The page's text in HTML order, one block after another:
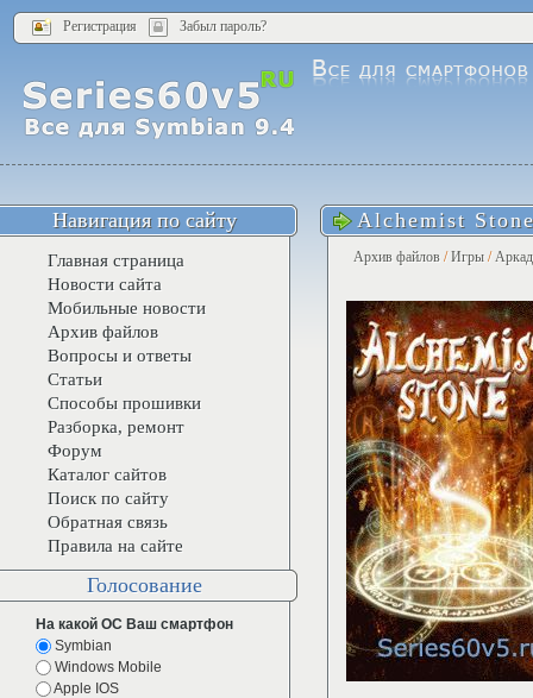
Регистрация Забыл пароль?
Alchemist
Архив файлов /Игры /
Навигация по сайту
Главная страница
Новости сайта
Мобильные новости
Архив файлов
Вопросы и ответы
Статьи
Способы прошивки
Разборка, ремонт
Форум
Каталог сайтов
Поиск по сайту
Обратная связь
Правила на сайте
Голосование
На какой ОС Ваш смартфон
Symbian
Windows Mobile
Apple IOS